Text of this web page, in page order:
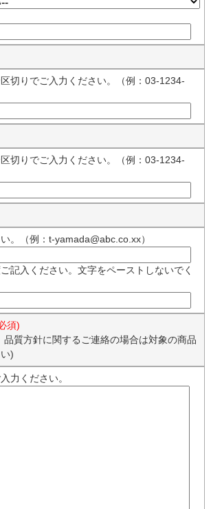
切りでご入力ください。（例：03-1234-
切りでご入力ください。（例：03-1234-
。（例：t-yamada@abc.co.xx）
記入ください。文字をペーストしないでく
須)
品質方針に関するご連絡の場合は対象の商品
)
力ください。